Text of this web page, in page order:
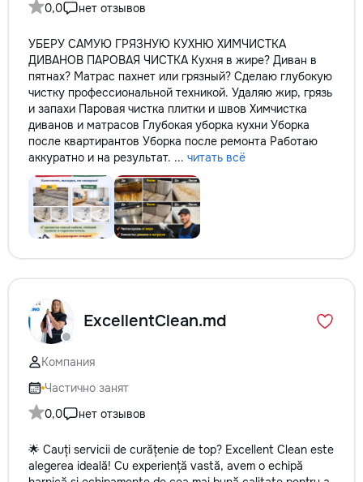
0,0
нет отзывов
УБЕРУ САМУЮ ГРЯЗНУЮ КУХНЮ ХИМЧИСТКА
ДИВАНОВ ПАРОВАЯ ЧИСТКА Кухня в жире? Диван в
пятнах? Матрас пахнет или грязный? Сделаю глубокую
чистку профессиональной техникой. Удаляю жир, грязь
и запахи Паровая чистка плитки и швов Химчистка
диванов и матрасов Глубокая уборка кухни Уборка
после квартирантов Уборка после ремонта Работаю
аккуратно и на результат. ... читать всё
ExcellentClean.md
Компания
Частично занят
0,0
нет отзывов
🌟 Cauți servicii de curățenie de top? Excellent Clean este
alegerea ideală! Cu experiență vastă, avem o echipă